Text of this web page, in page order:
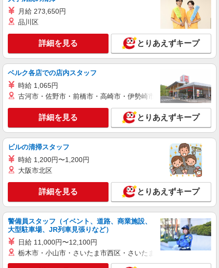
105分）
キープ 詳細を見る
業務委託
東静岡ヤクルト販売株式会社／修善寺センター
ヤクルトスタッフ
報酬／完全出来高制 ◎扶養の範囲内OK ◎希
（環境に合わせて短時間から始めることも可能で
す。） ※収入例［1］・・・9：00〜12：00
30,000円〜 ※収入例［2］・・・9：00〜15：00
【宅配センター】修善寺 静岡県伊豆市柏久保
キープ 詳細を見る
月給 273,650円
品川区
詳細を見る とりあえずキープ
ベルク各店での店内スタッフ
時給 1,065円
古河市・佐野市・前橋市・高崎市・伊勢崎市・太田市・館林市
詳細を見る とりあえずキープ
ビルの清掃スタッフ
時給 1,200円〜1,200円
大阪市北区
詳細を見る とりあえずキープ
警備員スタッフ（イベント、道路、商業施設、
大型駐車場、JR列車見張りなど）
日給 11,000円〜12,100円
栃木市・小山市・さいたま市西区・さいたま市岩槻区・久喜市・